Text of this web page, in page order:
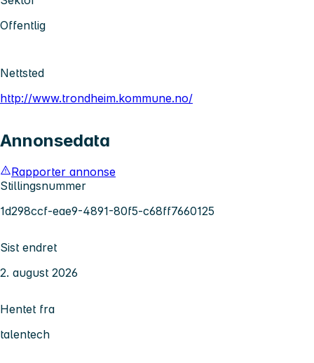
Offentlig
Nettsted
http://www.trondheim.kommune.no/
Annonsedata
Rapporter annonse
Stillingsnummer
1d298ccf-eae9-4891-80f5-c68ff7660125
Sist endret
2. august 2026
Hentet fra
talentech